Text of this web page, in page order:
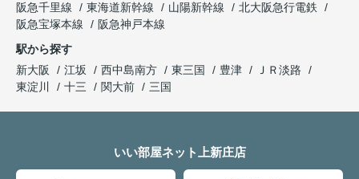
阪急千里線
東海道新幹線 山陽新幹線
北大阪急行電鉄
阪急宝塚本線
阪急神戸本線
駅から探す
新大阪
江坂 西中島南方 東三国 豊津
ＪＲ淡路
東淀川
十三 関大前 三国
いい部屋ネット上新庄店